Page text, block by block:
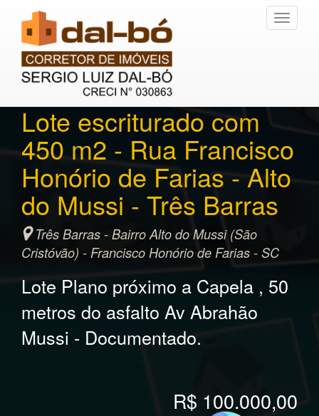
Toggle
Lote escriturado com
450 m2 - Rua Francisco
Honório de Farias - Alto
do Mussi - Três Barras
Três Barras - Bairro Alto do Mussi (São
Cristóvão) - Francisco Honório de Farias - SC
Lote Plano próximo a Capela , 50
metros do asfalto Av Abrahão
Mussi - Documentado.
R$ 100.000,00